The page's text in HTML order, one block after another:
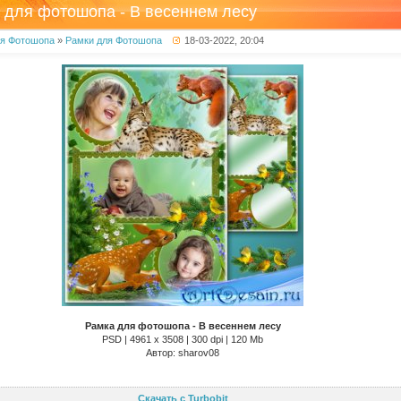
для фотошопа - В весеннем лесу
Фотошопа » Рамки для Фотошопа 18-03-2022, 20:04
Рамка для фотошопа - В весеннем лесу
PSD | 4961 х 3508 | 300 dpi | 120 Mb
Автор: sharov08
Скачать с Turbobit